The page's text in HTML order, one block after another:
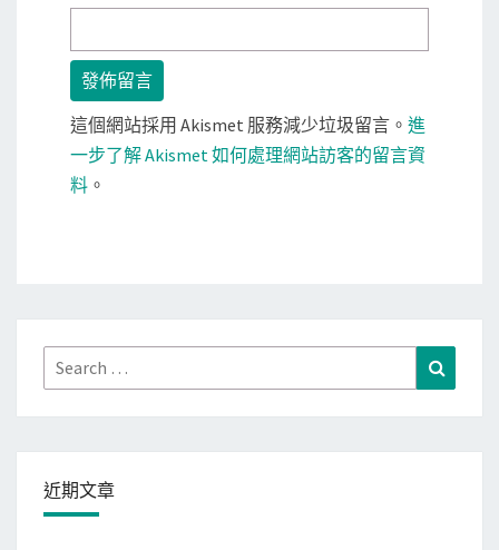
這個網站採用 Akismet 服務減少垃圾留言。 進
一步了解 Akismet 如何處理網站訪客的留言資
料 。
Search
for:
近期文章